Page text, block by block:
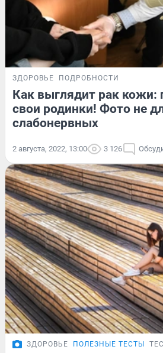
ЗДОРОВЬЕ ПОДРОБНОСТИ
Как выглядит рак кожи:
свои родинки! Фото не
слабонервных
2 августа, 2022, 13:00 3 126
ЗДОРОВЬЕ ПОЛЕЗНЫЕ ТЕСТЫ